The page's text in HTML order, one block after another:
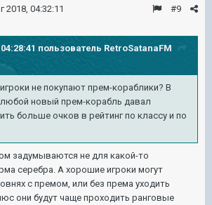
#9
2018, 04:32:11
пользователь RetroSatanaFM
не покупают прем-кораблики? В
новый прем-корабль давал
больше очков в рейтинг по классу и по
задумываются не для какой-то
серебра. А хорошие игроки могут
с премом, или без према уходить
они будут чаще проходить ранговые